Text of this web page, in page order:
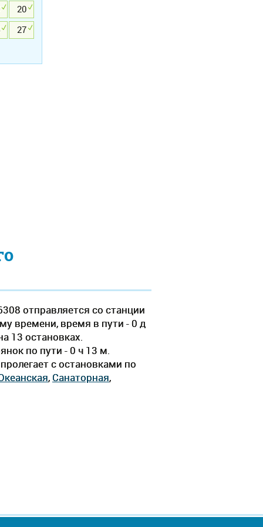
отправляется со станции
времени, время в пути - 0 д
13 остановках.
по пути - 0 ч 13 м.
c остановками по
, Санаторная,
20
27